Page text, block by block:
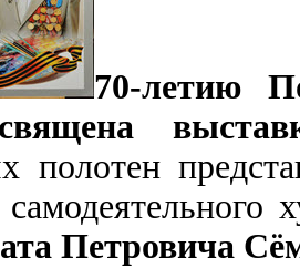
70-летию
полотен
самодеятельного
Петровича